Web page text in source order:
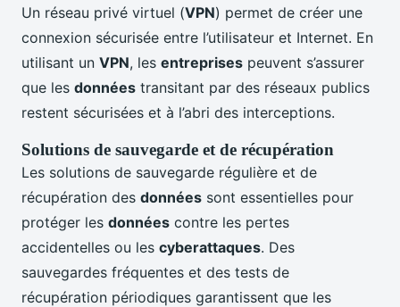
Un réseau privé virtuel (VPN) permet de créer une
connexion sécurisée entre l’utilisateur et Internet. En
utilisant un VPN, les entreprises peuvent s’assurer
que les données transitant par des réseaux publics
restent sécurisées et à l’abri des interceptions.
Solutions de sauvegarde et de récupération
Les solutions de sauvegarde régulière et de
récupération des données sont essentielles pour
protéger les données contre les pertes
accidentelles ou les cyberattaques. Des
sauvegardes fréquentes et des tests de
récupération périodiques garantissent que les